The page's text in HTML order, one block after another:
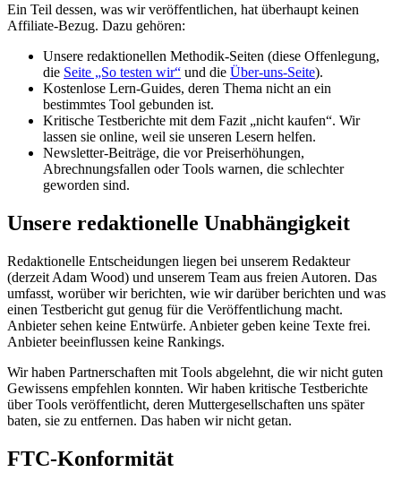
Ein Teil dessen, was wir veröffentlichen, hat überhaupt keinen
Affiliate-Bezug. Dazu gehören:
Unsere redaktionellen Methodik-Seiten (diese Offenlegung,
die Seite „So testen wir“ und die Über-uns-Seite).
Kostenlose Lern-Guides, deren Thema nicht an ein
bestimmtes Tool gebunden ist.
Kritische Testberichte mit dem Fazit „nicht kaufen“. Wir
lassen sie online, weil sie unseren Lesern helfen.
Newsletter-Beiträge, die vor Preiserhöhungen,
Abrechnungsfallen oder Tools warnen, die schlechter
geworden sind.
Unsere redaktionelle Unabhängigkeit
Redaktionelle Entscheidungen liegen bei unserem Redakteur
(derzeit Adam Wood) und unserem Team aus freien Autoren. Das
umfasst, worüber wir berichten, wie wir darüber berichten und was
einen Testbericht gut genug für die Veröffentlichung macht.
Anbieter sehen keine Entwürfe. Anbieter geben keine Texte frei.
Anbieter beeinflussen keine Rankings.
Wir haben Partnerschaften mit Tools abgelehnt, die wir nicht guten
Gewissens empfehlen konnten. Wir haben kritische Testberichte
über Tools veröffentlicht, deren Muttergesellschaften uns später
baten, sie zu entfernen. Das haben wir nicht getan.
FTC-Konformität